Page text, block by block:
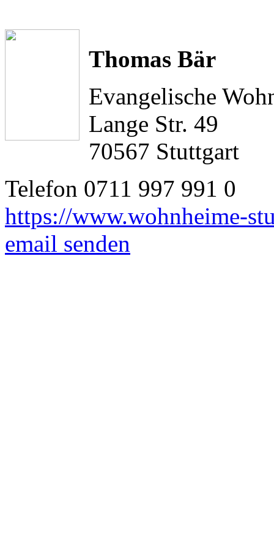
Thomas Bär
Evangelische
Lange Str. 49
70567 Stuttgart
Telefon 0711 997 991 0
https://www.wohnheime-
email senden